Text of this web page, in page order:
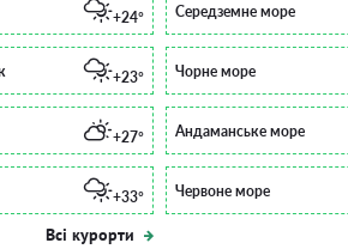
+24°
+23°
+27°
+33°
Всі курорти
Середземне море
Чорне море
Андаманське море
Червоне море